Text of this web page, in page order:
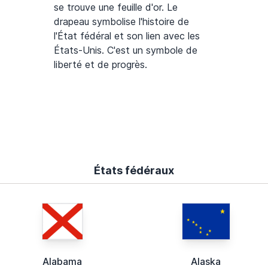
se trouve une feuille d'or. Le
drapeau symbolise l'histoire de
l'État fédéral et son lien avec les
États-Unis. C'est un symbole de
liberté et de progrès.
États fédéraux
Alabama Alaska